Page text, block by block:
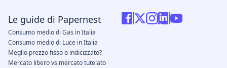
Le guide di Papernest
Consumo medio di Gas in Italia
Consumo medio di Luce in Italia
Meglio prezzo fisso o indicizzato?
Mercato libero vs mercato tutelato